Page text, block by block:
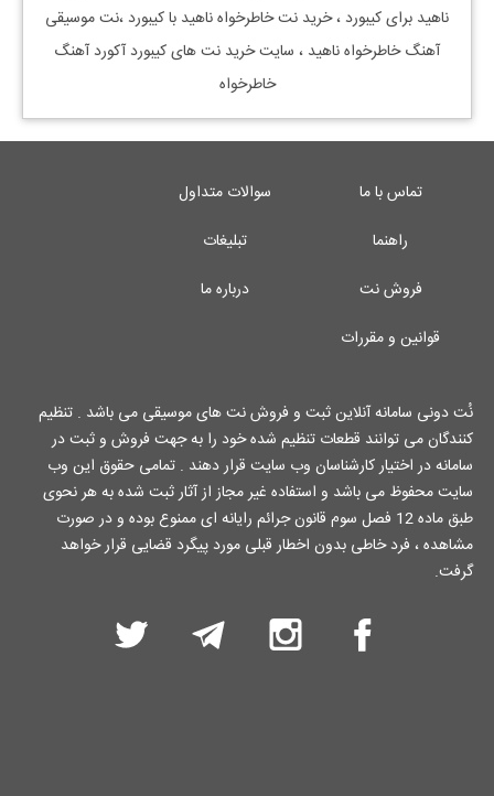
ناهید برای کیبورد ، خرید نتخاطرخواه ناهید با کیبورد ،نت موسیقی
آهنگ خاطرخواه ناهید ، سایت خرید نت های کیبورد آکورد آهنگ
خاطرخواه
تماس با ما
سوالات متداول
راهنما
تبلیغات
فروش نت
درباره ما
قوانین و مقررات
نُت دونی سامانه آنلاین ثبت و فروش نت های موسیقی می باشد . تنظیم
کنندگان می توانند قطعات تنظیم شده خود را به جهت فروش و ثبت در
سامانه در اختیار کارشناسان وب سایت قرار دهند . تمامی حقوق این وب
سایت محفوظ می باشد و استفاده غیر مجاز از آثار ثبت شده به هر نحوی
طبق ماده 12 فصل سوم قانون جرائم رایانه ای ممنوع بوده و در صورت
مشاهده ، فرد خاطی بدون اخطار قبلی مورد پیگرد قضایی قرار خواهد
گرفت.